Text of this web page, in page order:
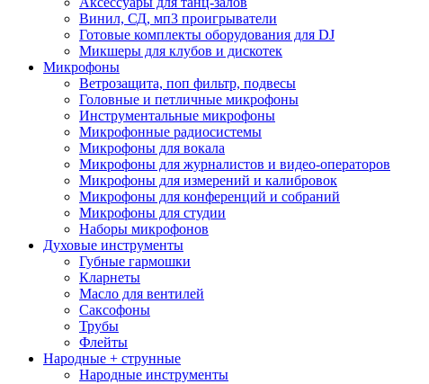
Винил, СД, мп3 проигрыватели
Готовые комплекты оборудования для DJ
Микшеры для клубов и дискотек
Микрофоны
Ветрозащита, поп фильтр, подвесы
Головные и петличные микрофоны
Инструментальные микрофоны
Микрофонные радиосистемы
Микрофоны для вокала
Микрофоны для журналистов и видео-операторов
Микрофоны для измерений и калибровок
Микрофоны для конференций и собраний
Микрофоны для студии
Наборы микрофонов
Духовые инструменты
Губные гармошки
Кларнеты
Масло для вентилей
Саксофоны
Трубы
Флейты
Народные + струнные
Народные инструменты